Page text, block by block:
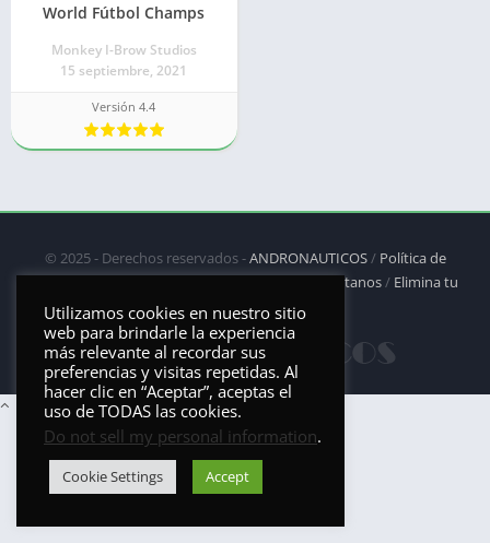
World Fútbol Champs
Monkey I-Brow Studios
15 septiembre, 2021
Versión 4.4
© 2025 - Derechos reservados -ANDRONAUTICOS/ Política de
privacidad/Política de Cookies/DMCA/Contáctanos/ Elimina tu
aplicación
Utilizamos cookies en nuestro sitio
web para brindarle la experiencia
más relevante al recordar sus
preferencias y visitas repetidas. Al
hacer clic en “Aceptar”, aceptas el
uso de TODAS las cookies.
Do not sell my personal information.
Cookie Settings Accept